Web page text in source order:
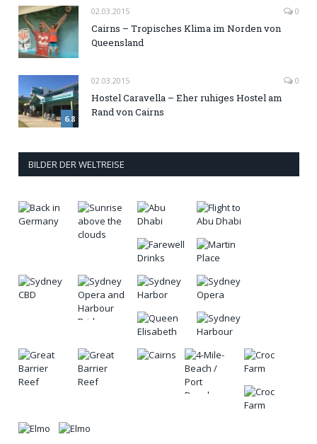
02.03.2015 0
Cairns – Tropisches Klima im Norden von
Queensland
6.8
02.03.2015 0
Hostel Caravella – Eher ruhiges Hostel am
Rand von Cairns
BILDER DER WELTREISE